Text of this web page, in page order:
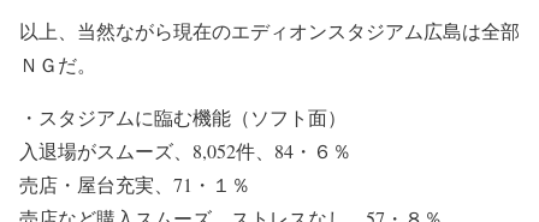
以上、当然ながら現在のエディオンスタジアム広島は全部
ＮＧだ。
・スタジアムに臨む機能（ソフト面）
入退場がスムーズ、8,052件、84・６％
売店・屋台充実、71・１％